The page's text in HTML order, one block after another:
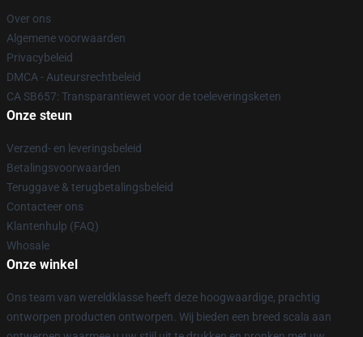
Over ons
Algemene voorwaarden
Privacybeleid
DMCA - Auteursrechtbeleid
CA SB657: Transparantiewet voor de toeleveringsketen
Onze steun
Verzend- en leveringsbeleid
Betalingsvoorwaarden
Teruggave & terugbetalingsbeleid
Contacteer ons
Klantenhulp (FAQ)
Whosale
Onze winkel
Ons team van wereldklasse heeft deze hoogwaardige, prachtig
ontworpen producten ontworpen. Wij bieden een breed scala aan